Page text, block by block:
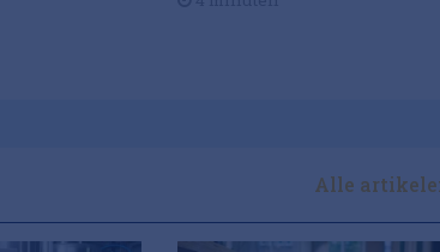
Alle